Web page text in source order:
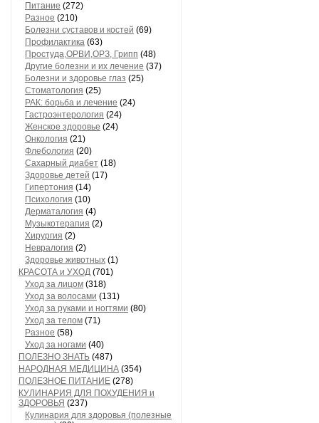
Питание (272)
Разное (210)
Болезни суставов и костей (69)
Профилактика (63)
Простуда,ОРВИ,ОРЗ, Грипп (48)
Другие болезни и их лечение (37)
Болезни и здоровье глаз (25)
Стоматология (25)
РАК: борьба и лечение (24)
Гастроэнтерология (24)
Женское здоровье (24)
Онкология (21)
Флебология (20)
Сахарный диабет (18)
Здоровье детей (17)
Гипертония (14)
Психология (10)
Дерматалогия (4)
Музыкотерапия (2)
Хирургия (2)
Невралогия (2)
Здоровье животных (1)
КРАСОТА и УХОД (701)
Уход за лицом (318)
Уход за волосами (131)
Уход за руками и ногтями (80)
Уход за телом (71)
Разное (58)
Уход за ногами (40)
ПОЛЕЗНО ЗНАТЬ (487)
НАРОДНАЯ МЕДИЦИНА (354)
ПОЛЕЗНОЕ ПИТАНИЕ (278)
КУЛИНАРИЯ ДЛЯ ПОХУДЕНИЯ и
ЗДОРОВЬЯ (237)
Кулинария для здоровья (полезные